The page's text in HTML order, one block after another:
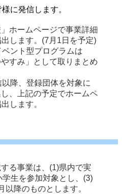
に発信します。
ホームページで事業詳細
ント型プログラムは
すみ」として取りまとめ
降、登録団体を対象に
、上記の予定でホームペ
します。
る事業は、(1)県内で実
生を参加対象とし、(3)
以降のものとします。